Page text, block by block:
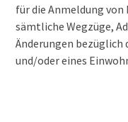
für die Anmeldung
sämtliche Wegzüge,
Änderungen
und/oder eines